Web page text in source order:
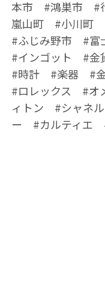
本市 #鴻巣市 #
嵐山町 #小川町
#ふじみ野市 #
#インゴット #
#時計 #楽器 #
#ロレックス #
ィトン #シャネ
ー #カルティエ